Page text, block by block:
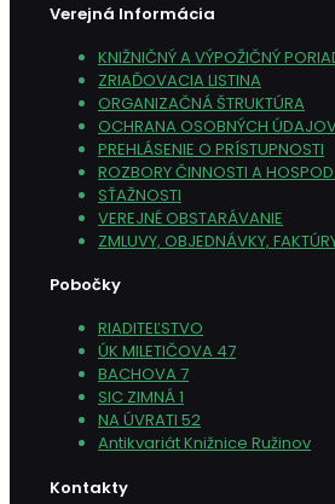
Verejná Informácia
KNIŽNIČNÝ A VÝPOŽIČNÝ
ZRIAĎOVACIA LISTINA
ORGANIZAČNÁ ŠTRUKTÚRA
OCHRANA OSOBNÝCH
PREHLÁSENIE O PRÍSTUPNOSTI
ROZBORY ČINNOSTI A
SŤAŽNOSTI
VEREJNÉ OBSTARÁVANIE
ZMLUVY, OBJEDNÁVKY,
Pobočky
RIADITEĽSTVO
ÚK MILETIČOVA 47
BACHOVA 7
SIC ZIMNÁ 1
NA ÚVRATI 52
Antikvariát Knižnice Ružinov
Kontakty